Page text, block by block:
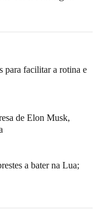
para facilitar a rotina e
de Elon Musk,
a bater na Lua;